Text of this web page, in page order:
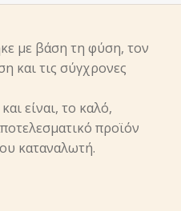
με βάση τη φύση, τον
και τις σύγχρονες
είναι, το καλό,
προϊόν
καταναλωτή.